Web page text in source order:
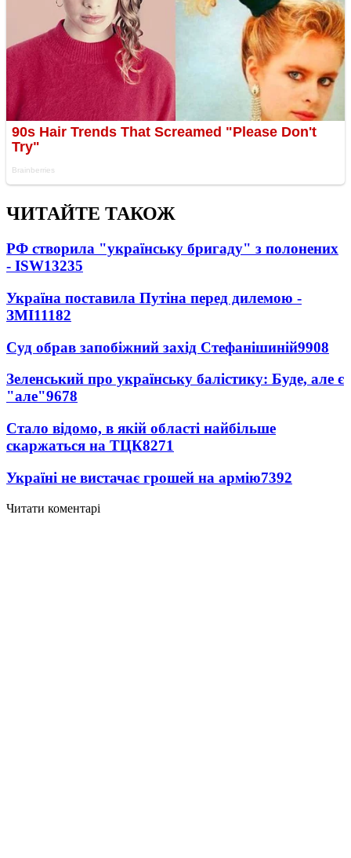
ЧИТАЙТЕ ТАКОЖ
РФ створила "українську бригаду" з полонених
- ISW13235
Україна поставила Путіна перед дилемою -
ЗМІ11182
Суд обрав запобіжний захід Стефанішиній9908
Зеленський про українську балістику: Буде, але є
"але"9678
Стало відомо, в якій області найбільше
скаржаться на ТЦК8271
Україні не вистачає грошей на армію7392
Читати коментарі